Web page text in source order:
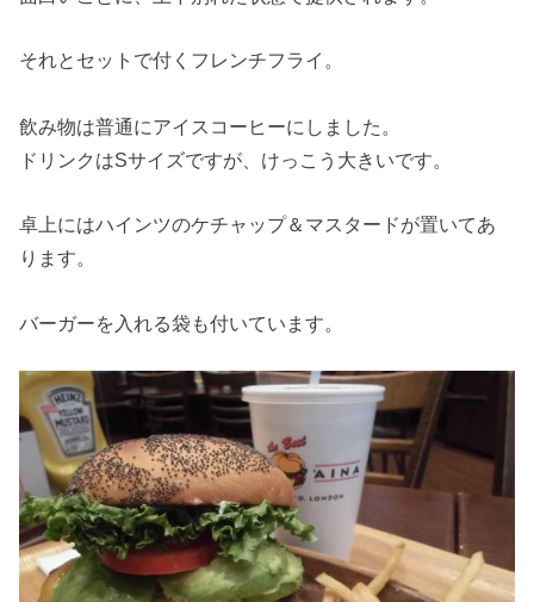
それとセットで付くフレンチフライ。
飲み物は普通にアイスコーヒーにしました。
ドリンクはSサイズですが、けっこう大きいです。
卓上にはハインツのケチャップ＆マスタードが置いてあ
ります。
バーガーを入れる袋も付いています。